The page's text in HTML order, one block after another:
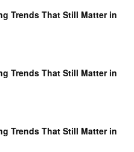
Trends That Still Matter in
Trends That Still Matter in
Trends That Still Matter in